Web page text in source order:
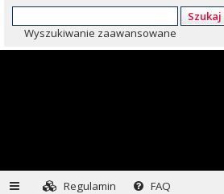
Szukaj
Wyszukiwanie zaawansowane
Regulamin
FAQ